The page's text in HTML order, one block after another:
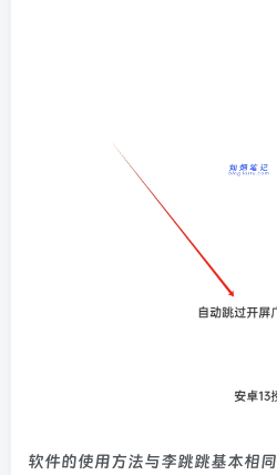
软件的使用方法与李跳跳基本相同